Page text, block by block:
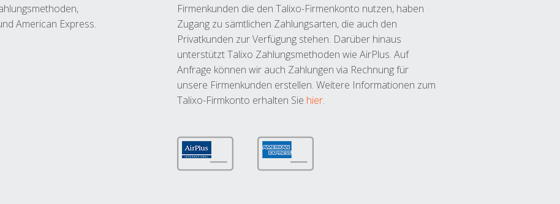
American Express.
Firmenkunden die den Talixo-Firmenkonto nutzen, haben
Zugang zu sämtlichen Zahlungsarten, die auch den
Privatkunden zur Verfügung stehen. Darüber hinaus
unterstützt Talixo Zahlungsmethoden wie AirPlus. Auf
Anfrage können wir auch Zahlungen via Rechnung für
unsere Firmenkunden erstellen. Weitere Informationen zum
Talixo-Firmkonto erhalten Sie hier.